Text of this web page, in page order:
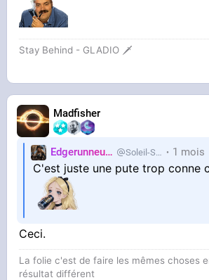
Stay Behind - GLADIO 🗡️
Madfisher
Edgerunneuse Soleil-Salee 1 mois
C'est juste une pute trop conne
Ceci.
La folie c'est de faire les mêmes choses
résultat différent